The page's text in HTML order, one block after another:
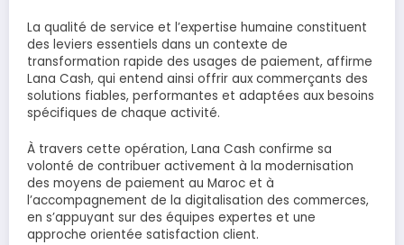
La qualité de service et l’expertise humaine constituent
des leviers essentiels dans un contexte de
transformation rapide des usages de paiement, affirme
Lana Cash, qui entend ainsi offrir aux commerçants des
solutions fiables, performantes et adaptées aux besoins
spécifiques de chaque activité.
À travers cette opération, Lana Cash confirme sa
volonté de contribuer activement à la modernisation
des moyens de paiement au Maroc et à
l’accompagnement de la digitalisation des commerces,
en s’appuyant sur des équipes expertes et une
approche orientée satisfaction client.